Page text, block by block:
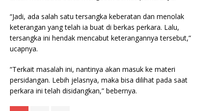
“Jadi, ada salah satu tersangka keberatan dan menolak
keterangan yang telah ia buat di berkas perkara. Lalu,
tersangka ini hendak mencabut keterangannya tersebut,”
ucapnya.
“Terkait masalah ini, nantinya akan masuk ke materi
persidangan. Lebih jelasnya, maka bisa dilihat pada saat
perkara ini telah disidangkan,” bebernya.